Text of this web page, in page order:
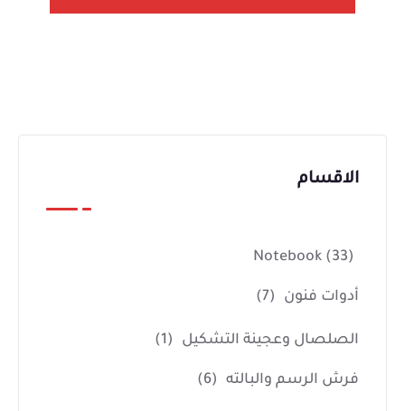
الاقسام
Notebook (33)
أدوات فنون (7)
الصلصال وعجينة التشكيل (1)
فرش الرسم والبالته (6)